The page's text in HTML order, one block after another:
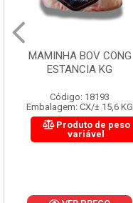
MAMINHA BOV CONG
ESTANCIA KG
Código: 18193
Embalagem: CX/± 15,6 KG
Produto de peso
variável